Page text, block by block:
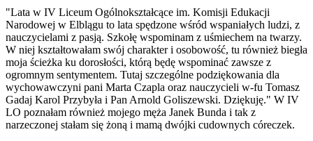
"Lata w IV Liceum Ogólnokształcące im. Komisji Edukacji
Narodowej w Elblągu to lata spędzone wśród wspaniałych ludzi, z
nauczycielami z pasją. Szkołę wspominam z uśmiechem na twarzy.
W niej kształtowałam swój charakter i osobowość, tu również biegła
moja ścieżka ku dorosłości, którą będę wspominać zawsze z
ogromnym sentymentem. Tutaj szczególne podziękowania dla
wychowawczyni pani Marta Czapla oraz nauczycieli w-fu Tomasz
Gadaj Karol Przybyła i Pan Arnold Goliszewski. Dziękuję." W IV
LO poznałam również mojego męża Janek Bunda i tak z
narzeczonej stałam się żoną i mamą dwójki cudownych córeczek.